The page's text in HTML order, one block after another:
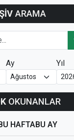
ARAMA
Ay Yıl
OKUNANLAR
HAFTABU AY